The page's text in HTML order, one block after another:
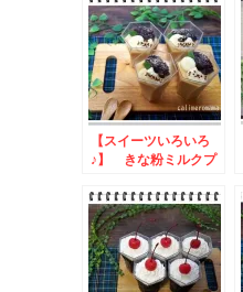
【スイーツいろいろ
♪】 きな粉ミルクプ